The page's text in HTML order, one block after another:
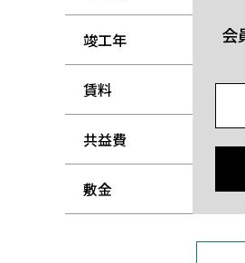
竣工年 -
賃料 -
共益費
敷金 -
会